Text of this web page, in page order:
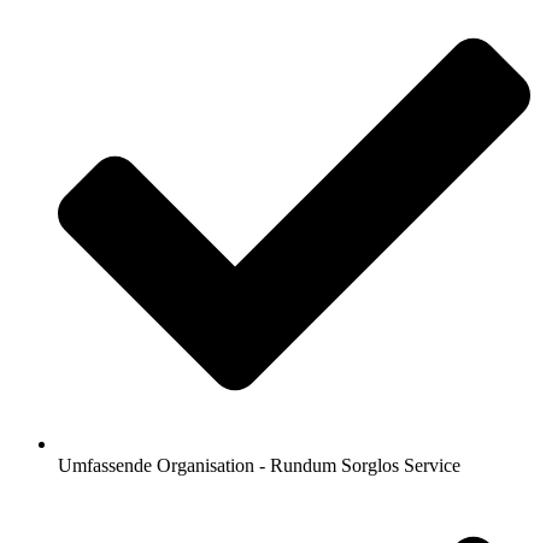
Umfassende Organisation - Rundum Sorglos Service